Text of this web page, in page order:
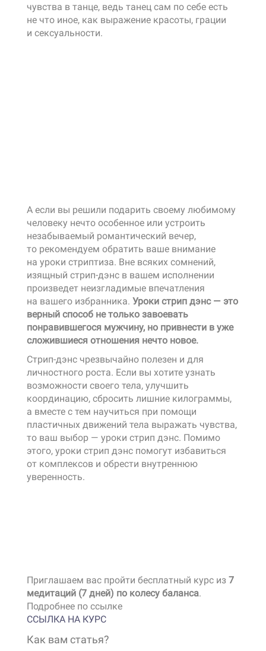
чувства в танце, ведь танец сам по себе есть
не что иное, как выражение красоты, грации
и сексуальности.
А если вы решили подарить своему любимому
человеку нечто особенное или устроить
незабываемый романтический вечер,
то рекомендуем обратить ваше внимание
на уроки стриптиза. Вне всяких сомнений,
изящный стрип-дэнс в вашем исполнении
произведет неизгладимые впечатления
на вашего избранника. Уроки стрип дэнс — это
верный способ не только завоевать
понравившегося мужчину, но привнести в уже
сложившиеся отношения нечто новое.
Стрип-дэнс чрезвычайно полезен и для
личностного роста. Если вы хотите узнать
возможности своего тела, улучшить
координацию, сбросить лишние килограммы,
а вместе с тем научиться при помощи
пластичных движений тела выражать чувства,
то ваш выбор — уроки стрип дэнс. Помимо
этого, уроки стрип дэнс помогут избавиться
от комплексов и обрести внутреннюю
уверенность.
Приглашаем вас пройти бесплатный курс из 7
медитаций (7 дней) по колесу баланса.
Подробнее по ссылке
ССЫЛКА НА КУРС
Как вам статья?